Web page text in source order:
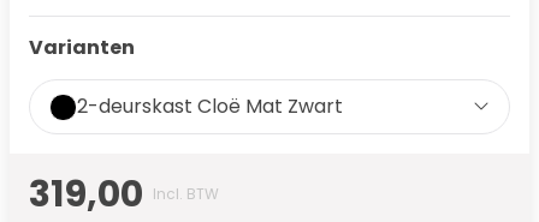
Varianten
2-deurskast Cloë Mat Zwart
319,00 Incl. BTW